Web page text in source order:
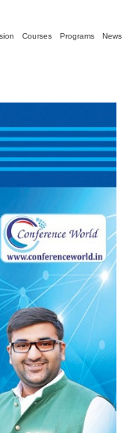
Courses Programs News